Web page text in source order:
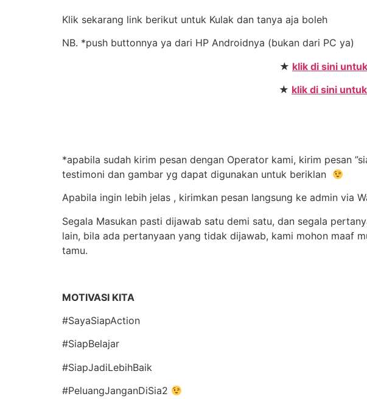
Klik sekarang link berikut untuk Kulak dan tanya aja boleh
NB. *push buttonnya ya dari HP Androidnya (bukan dari PC ya)
★ klik di sini
★ klik di sini
*apabila sudah kirim pesan dengan Operator kami, kirim pesan
testimoni dan gambar yg dapat digunakan untuk beriklan
Apabila ingin lebih jelas , kirimkan pesan langsung ke admin via
Segala Masukan pasti dijawab satu demi satu, dan segala
lain, bila ada pertanyaan yang tidak dijawab, kami mohon maaf
tamu.
MOTIVASI KITA
#SayaSiapAction
#SiapBelajar
#SiapJadiLebihBaik
#PeluangJanganDiSia2